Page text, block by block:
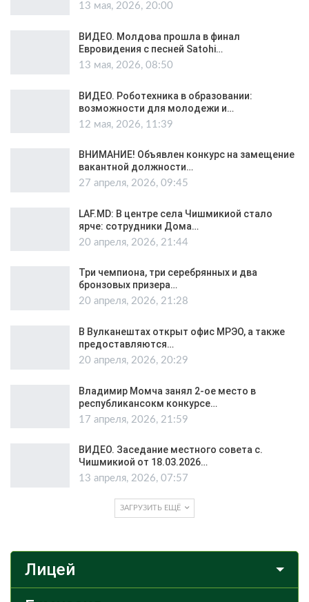
13 мая, 2026, 20:00
ВИДЕО. Молдова прошла в финал
Евровидения с песней Satohi…
13 мая, 2026, 08:50
ВИДЕО. Роботехника в образовании:
возможности для молодежи и…
12 мая, 2026, 11:39
ВНИМАНИЕ! Объявлен конкурс на замещение
вакантной должности…
27 апреля, 2026, 09:45
LAF.MD: В центре села Чишмикиой стало
ярче: сотрудники Дома…
20 апреля, 2026, 21:44
Три чемпиона, три серебрянных и два
бронзовых призера…
20 апреля, 2026, 21:28
В Вулканештах открыт офис МРЭО, а также
предоставляются…
20 апреля, 2026, 20:29
Владимир Момча занял 2-ое место в
республикансокм конкурсе…
17 апреля, 2026, 21:59
ВИДЕО. Заседание местного совета с.
Чишмикиой от 18.03.2026…
13 апреля, 2026, 07:57
ЗАГРУЗИТЬ ЕЩЁ
Лицей